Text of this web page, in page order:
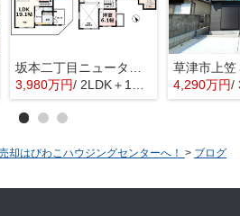
3,980万円/ 2LDK＋1S(納戸) 4,290万円/
却はびわこハウジングセンターへ！ > ブログ